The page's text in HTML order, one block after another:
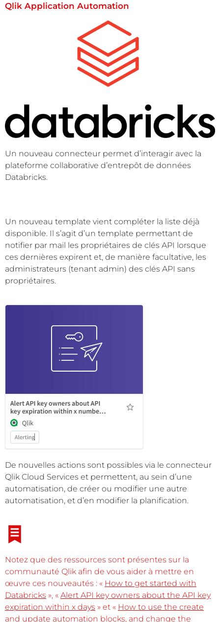
Qlik Application Automation
Un nouveau connecteur permet d’interagir avec la
plateforme collaborative d’entrepôt de données
Databricks.
Un nouveau template vient compléter la liste déjà
disponible. Il s’agit d’un template permettant de
notifier par mail les propriétaires de clés API lorsque
ces dernières expirent et, de manière facultative, les
administrateurs (tenant admin) des clés API sans
propriétaires.
De nouvelles actions sont possibles via le connecteur
Qlik Cloud Services et permettent, au sein d’une
automatisation, de créer ou modifier une autre
automatisation, et d’en modifier la planification.
Notez que des ressources sont présentes sur la
communauté Qlik afin de vous aider à mettre en
œuvre ces nouveautés : « How to get started with
Databricks », « Alert API key owners about the API key
expiration within x days » et « How to use the create
and update automation blocks, and change the